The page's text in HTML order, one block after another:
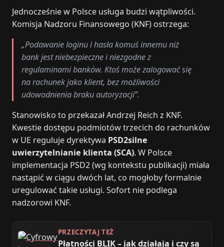
Jednocześnie w Polsce usługa budzi wątpliwości.
Komisja Nadzoru Finansowego (KNF) ostrzega:
„Podawanie loginu i hasła komuś innemu niż
bank jest niebezpieczne i niezgodne z
regulaminami banków. Ktoś może zalogować się
na rachunek jako klient, bez możliwości
udowodnienia braku autoryzacji”.
Stanowisko to przekazał Andrzej Reich z KNF.
Kwestie dostępu podmiotów trzecich do rachunków
w UE reguluje dyrektywa PSD2silne
uwierzytelnianie klienta (SCA). W Polsce
implementacja PSD2 (wg kontekstu publikacji) miała
nastąpić w ciągu dwóch lat, co mogłoby formalnie
uregulować takie usługi. Sofort nie podlega
nadzorowi KNF.
PRZECZYTAJ TEŻ
Płatności BLIK – jak działają i czy są